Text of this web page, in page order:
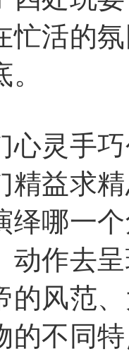
忙活的
灵手巧
益求精
哪一个
动作去
的风范
的不同